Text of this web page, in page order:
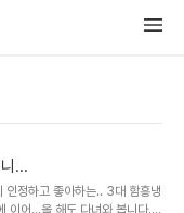
...
인정하고 좋아하는.. 3대 함흥냉
이어...올 해도 다녀와 봅니다.